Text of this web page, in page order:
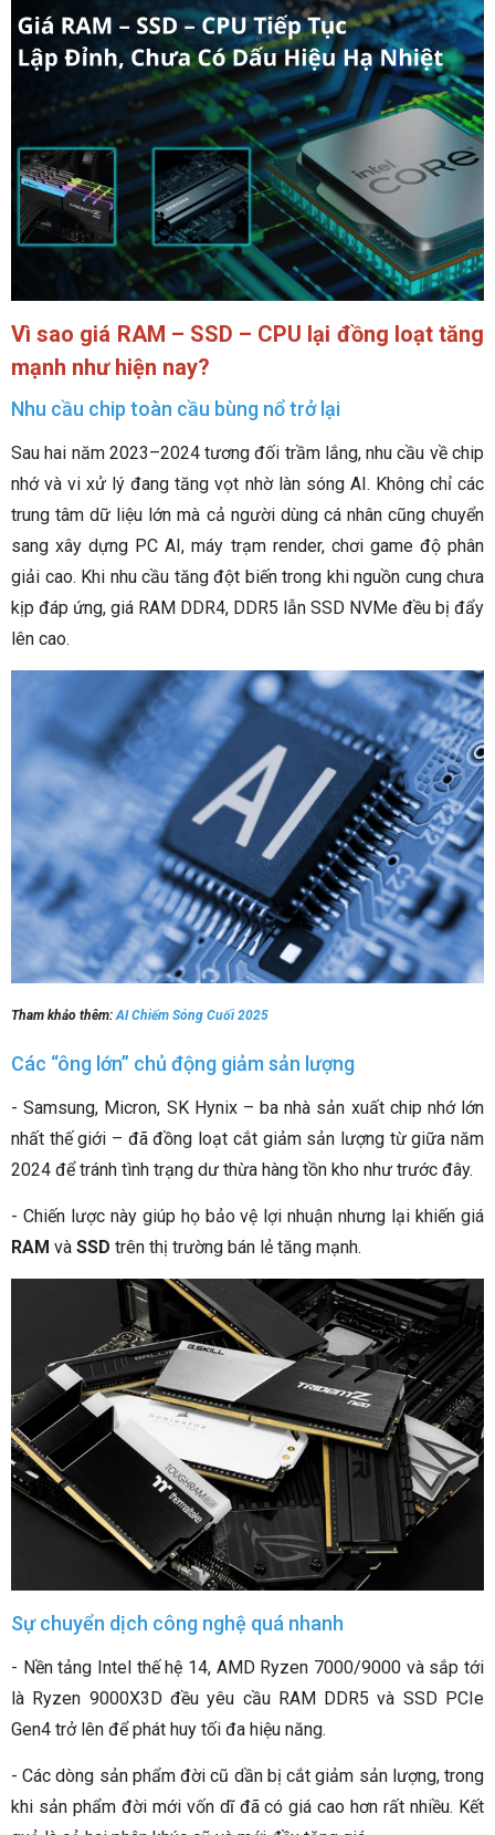
Vì sao giá RAM – SSD – CPU lại đồng loạt tăng
mạnh như hiện nay?
Nhu cầu chip toàn cầu bùng nổ trở lại
Sau hai năm 2023–2024 tương đối trầm lắng, nhu cầu về chip
nhớ và vi xử lý đang tăng vọt nhờ làn sóng AI. Không chỉ các
trung tâm dữ liệu lớn mà cả người dùng cá nhân cũng chuyển
sang xây dựng PC AI, máy trạm render, chơi game độ phân
giải cao. Khi nhu cầu tăng đột biến trong khi nguồn cung chưa
kịp đáp ứng, giá RAM DDR4, DDR5 lẫn SSD NVMe đều bị đẩy
lên cao.
Tham khảo thêm: AI Chiếm Sóng Cuối 2025
Các “ông lớn” chủ động giảm sản lượng
- Samsung, Micron, SK Hynix – ba nhà sản xuất chip nhớ lớn
nhất thế giới – đã đồng loạt cắt giảm sản lượng từ giữa năm
2024 để tránh tình trạng dư thừa hàng tồn kho như trước đây.
- Chiến lược này giúp họ bảo vệ lợi nhuận nhưng lại khiến giá
RAM và SSD trên thị trường bán lẻ tăng mạnh.
Sự chuyển dịch công nghệ quá nhanh
- Nền tảng Intel thế hệ 14, AMD Ryzen 7000/9000 và sắp tới
là Ryzen 9000X3D đều yêu cầu RAM DDR5 và SSD PCIe
Gen4 trở lên để phát huy tối đa hiệu năng.
- Các dòng sản phẩm đời cũ dần bị cắt giảm sản lượng, trong
khi sản phẩm đời mới vốn dĩ đã có giá cao hơn rất nhiều. Kết